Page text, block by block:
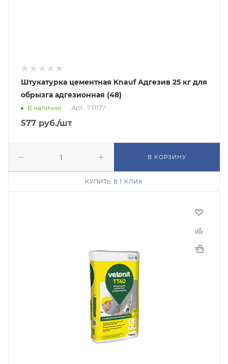
Штукатурка цементная Knauf Адгезив 25 кг для
обрызга адгезионная (48)
В наличии Арт.: 731177
577 руб./шт
В КОРЗИНУ
КУПИТЬ В 1 КЛИК